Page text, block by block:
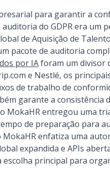
para garantir a
do GDPR era um
de Aquisição de
pacote de auditoria
por IAforam um divisor
e Nestlé, os
de trabalho de
garante a consistência
MokaHR entregou uma
de preparação para
enfatiza uma
expandida e APIs
principal para